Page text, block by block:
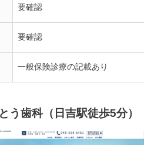
要確認
要確認
一般保険診療の記載あり
う歯科（日吉駅徒歩5分）